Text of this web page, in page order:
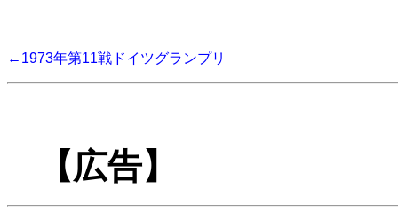
←1973年第11戦ドイツグランプリ
【広告】